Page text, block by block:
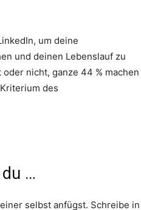
um deine
und deinen Lebenslauf zu
nicht, ganze 44 % machen
des
…
selbst anfügst. Schreibe in